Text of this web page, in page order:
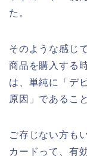
た。
そのような感じ
商品を購入する
は、単純に「デ
原因」であるこ
ご存じない方も
カードって、有